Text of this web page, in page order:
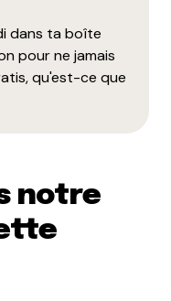
dans ta boîte
pour ne jamais
qu'est-ce que
notre